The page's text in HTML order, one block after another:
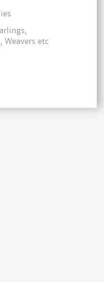
Weavers etc